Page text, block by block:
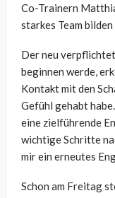
Co-Trainern
starkes Team
Der neu
beginnen werde,
Kontakt mit den
Gefühl gehabt
eine zielführende
wichtige Schritte
mir ein erneutes
Schon am Freitag